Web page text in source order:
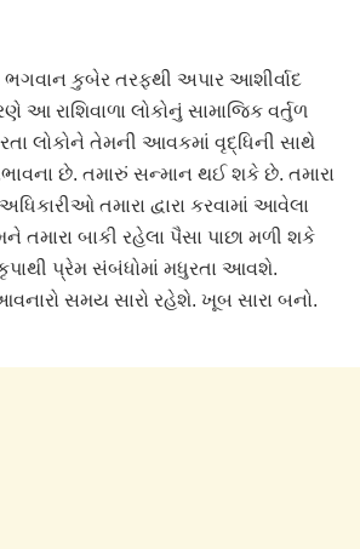
ભગવાન કુબેર તરફથી અપાર આશીર્વાદ
આ રાશિવાળા લોકોનું સામાજિક વર્તુળ
લોકોને તેમની આવકમાં વૃદ્ધિની સાથે
છે. તમારું સન્માન થઈ શકે છે. તમારા
તમારા દ્વારા કરવામાં આવેલા
તમારા બાકી રહેલા પૈસા પાછા મળી શકે
પ્રેમ સંબંધોમાં મધુરતા આવશે.
સમય સારો રહેશે. ખૂબ સારા બનો.